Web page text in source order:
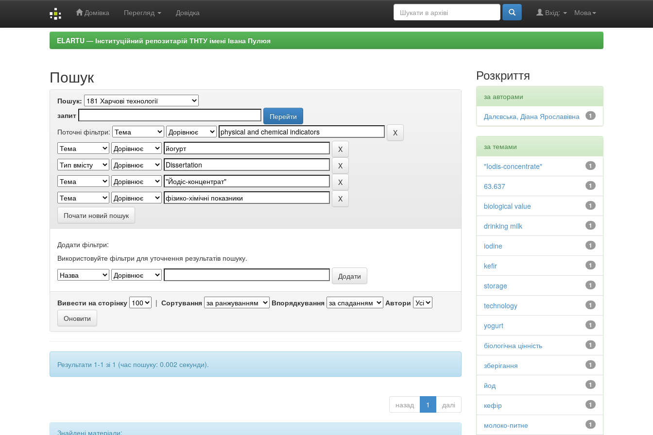
Домівка Перегляд Довідка Мова
Вхід:
ELARTU — Інституційний репозитарій ТНТУ імені Івана Пулюя
Пошук
Пошук:
запит
Поточні фільтри:
Почати новий пошук
Додати фільтри:
Використовуйте фільтри для уточнення результатів пошуку.
Вивести на сторінку | Сортування Впорядкування Автори
Результати 1-1 зі 1 (час пошуку: 0.002 секунди).
назад 1 далі
Знайдені матеріали:
Розкриття
за авторами
1
Далєвська, Діана Ярославівна
за темами
1
"Iodis-concentrate"
1
63.637
1
biological value
1
drinking milk
1
iodine
1
kefir
1
storage
1
technology
1
yogurt
1
біологічна цінність
1
зберігання
1
йод
1
кефір
1
молоко-питне